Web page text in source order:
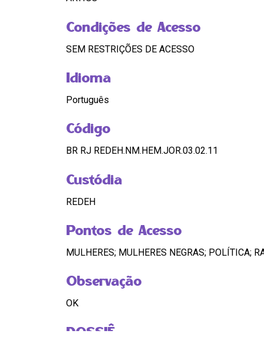
Condições de Acesso
SEM RESTRIÇÕES DE ACESSO
Idioma
Português
Código
BR RJ REDEH.NM.HEM.JOR.03.02.11
Custódia
REDEH
Pontos de Acesso
MULHERES; MULHERES NEGRAS; POLÍTICA;
Observação
OK
DOSSIÊ